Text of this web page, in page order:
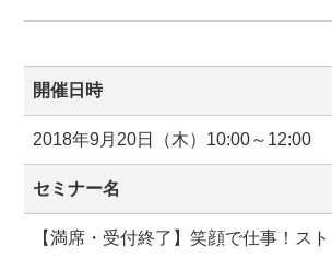
開催日時
2018年9月20日（木）10:00～12:00
セミナー名
【満席・受付終了】笑顔で仕事！スト